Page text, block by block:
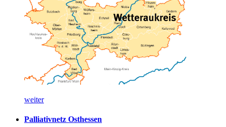
weiter
Palliativnetz Osthessen